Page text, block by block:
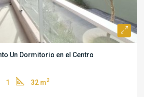
Un Dormitorio en el Centro
1 32 m2